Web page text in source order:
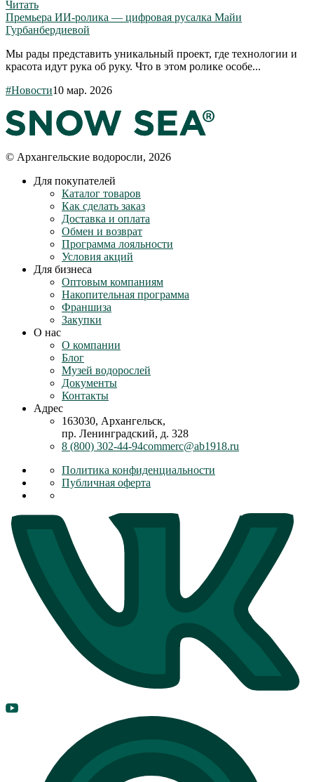
Читать
Премьера ИИ-ролика — цифровая русалка Майи
Гурбанбердиевой
Мы рады представить уникальный проект, где технологии и
красота идут рука об руку. Что в этом ролике особе...
#Новости10 мар. 2026
© Архангельские водоросли, 2026
Для покупателей
Каталог товаров
Как сделать заказ
Доставка и оплата
Обмен и возврат
Программа лояльности
Условия акций
Для бизнеса
Оптовым компаниям
Накопительная программа
Франшиза
Закупки
О нас
О компании
Блог
Музей водорослей
Документы
Контакты
Адрес
163030, Архангельск,
пр. Ленинградский, д. 328
8 (800) 302-44-94commerc@ab1918.ru
Политика конфиденциальности
Публичная оферта